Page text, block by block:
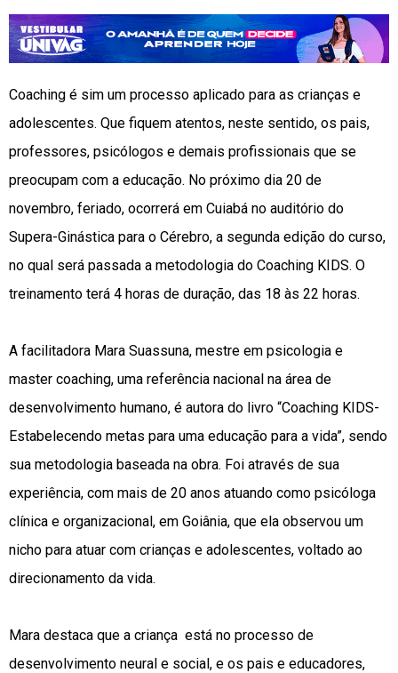
Coaching é sim um processo aplicado para as crianças e
adolescentes. Que fiquem atentos, neste sentido, os pais,
professores, psicólogos e demais profissionais que se
preocupam com a educação. No próximo dia 20 de
novembro, feriado, ocorrerá em Cuiabá no auditório do
Supera-Ginástica para o Cérebro, a segunda edição do curso,
no qual será passada a metodologia do Coaching KIDS. O
treinamento terá 4 horas de duração, das 18 às 22 horas.
A facilitadora Mara Suassuna, mestre em psicologia e
master coaching, uma referência nacional na área de
desenvolvimento humano, é autora do livro “Coaching KIDS-
Estabelecendo metas para uma educação para a vida”, sendo
sua metodologia baseada na obra. Foi através de sua
experiência, com mais de 20 anos atuando como psicóloga
clínica e organizacional, em Goiânia, que ela observou um
nicho para atuar com crianças e adolescentes, voltado ao
direcionamento da vida.
Mara destaca que a criança está no processo de
desenvolvimento neural e social, e os pais e educadores,